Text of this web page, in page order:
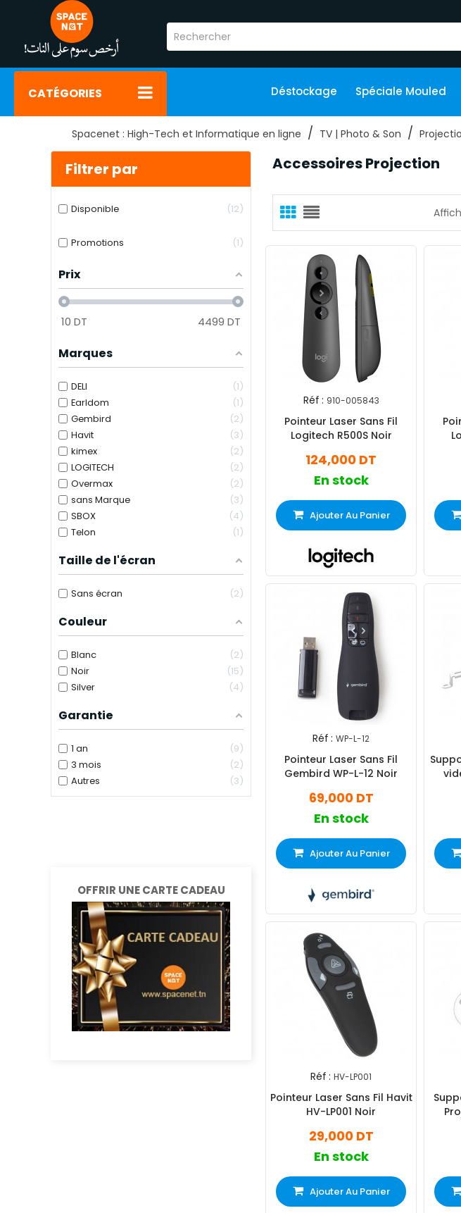
CATÉGORIES Déstockage Spéciale Mouled
Spacenet : High-Tech et Informatique en ligne TV | Photo & Son
Filtrer par
Disponible 12
Promotions 1
Prix
10 DT 4499 DT
Marques
DELI
1
Earldom
1
Gembird
2
Havit
3
kimex
2
LOGITECH
2
Overmax
2
sans Marque
3
SBOX
4
Telon
1
Taille de l'écran
Sans écran 2
Couleur
Blanc
2
Noir
15
Silver
4
Garantie
1 an
9
3 mois
2
Autres
3
OFFRIR UNE CARTE CADEAU
Accessoires Projection
Réf : 910-005843
Pointeur Laser Sans Fil
Logitech R500S Noir
124,000 DT
En stock
Ajouter Au Panier
Réf : WP-L-12
Pointeur Laser Sans Fil
Gembird WP-L-12 Noir
69,000 DT
En stock
Ajouter Au Panier
Réf : HV-LP001
Pointeur Laser Sans Fil Havit
HV-LP001 Noir
29,000 DT
En stock
Ajouter Au Panier